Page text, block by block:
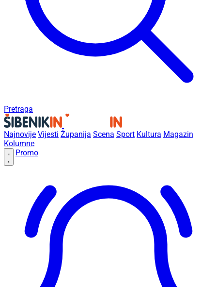
Pretraga
Najnovije Vijesti Županija Scena Sport Kultura Magazin
Kolumne
Promo